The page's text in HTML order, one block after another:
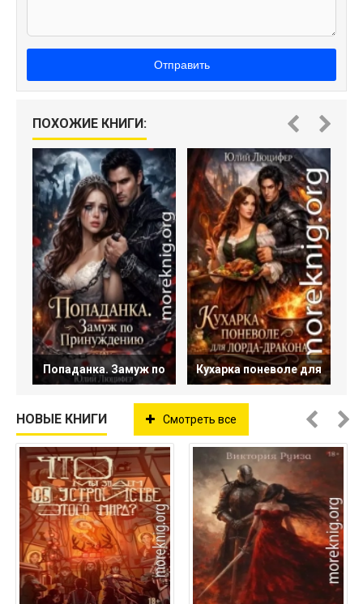
Отправить
ПОХОЖИЕ КНИГИ:
Попаданка. Замуж по Кухарка поневоле для
НОВЫЕ КНИГИ Смотреть все